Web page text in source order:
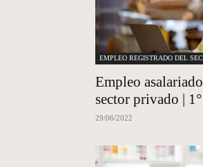
EMPLEO REGISTRADO DEL
Empleo
sector privado |
29/06/2022